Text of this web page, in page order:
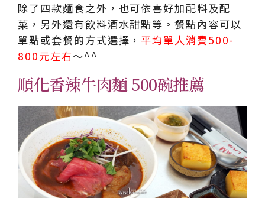
除了四款麵食之外，也可依喜好加配料及配
菜，另外還有飲料酒水甜點等。餐點內容可以
單點或套餐的方式選擇，平均單人消費500-
800元左右～^^
順化香辣牛肉麵 500碗推薦